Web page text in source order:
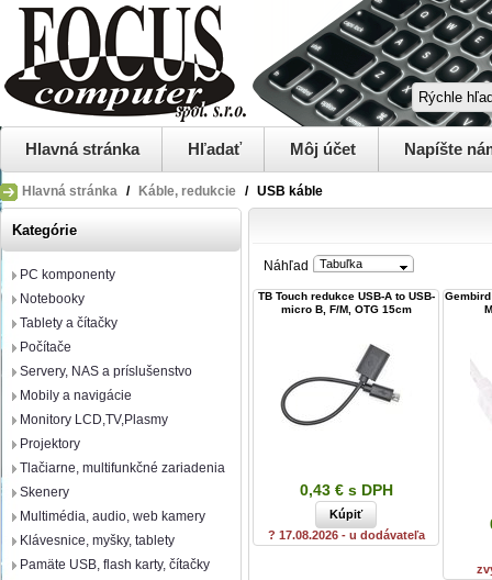
Hlavná stránka Hľadať Môj účet Napíšte
Hlavná stránka / Káble, redukcie / USB káble
Kategórie
PC komponenty
Notebooky
Tablety a čítačky
Počítače
Servery, NAS a príslušenstvo
Mobily a navigácie
Monitory LCD,TV,Plasmy
Projektory
Tlačiarne, multifunkčné zariadenia
Skenery
Multimédia, audio, web kamery
Klávesnice, myšky, tablety
Pamäte USB, flash karty, čítačky
Náhľad Tabuľka
TB Touch redukce USB-A to USB-
micro B, F/M, OTG 15cm
0,43 € s DPH
? 17.08.2026 - u dodávateľa